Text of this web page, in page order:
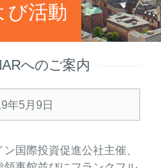
び活動
へのご案内
年5月9日
国際投資促進公社主催、